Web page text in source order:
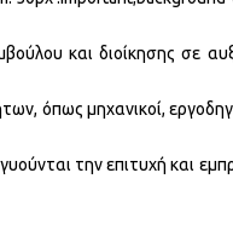
και διοίκησης σε
όπως μηχανικοί,
την επιτυχή και